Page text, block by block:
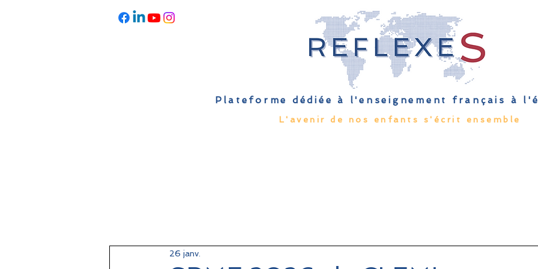
Plateforme dédiée à l'enseignement français à
L'avenir de nos enfants s'écrit ensemble
26 janv.